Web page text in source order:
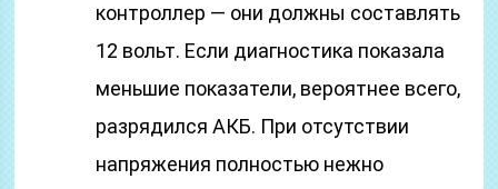
контроллер — они должны составлять
12 вольт. Если диагностика показала
меньшие показатели, вероятнее всего,
разрядился АКБ. При отсутствии
напряжения полностью нежно